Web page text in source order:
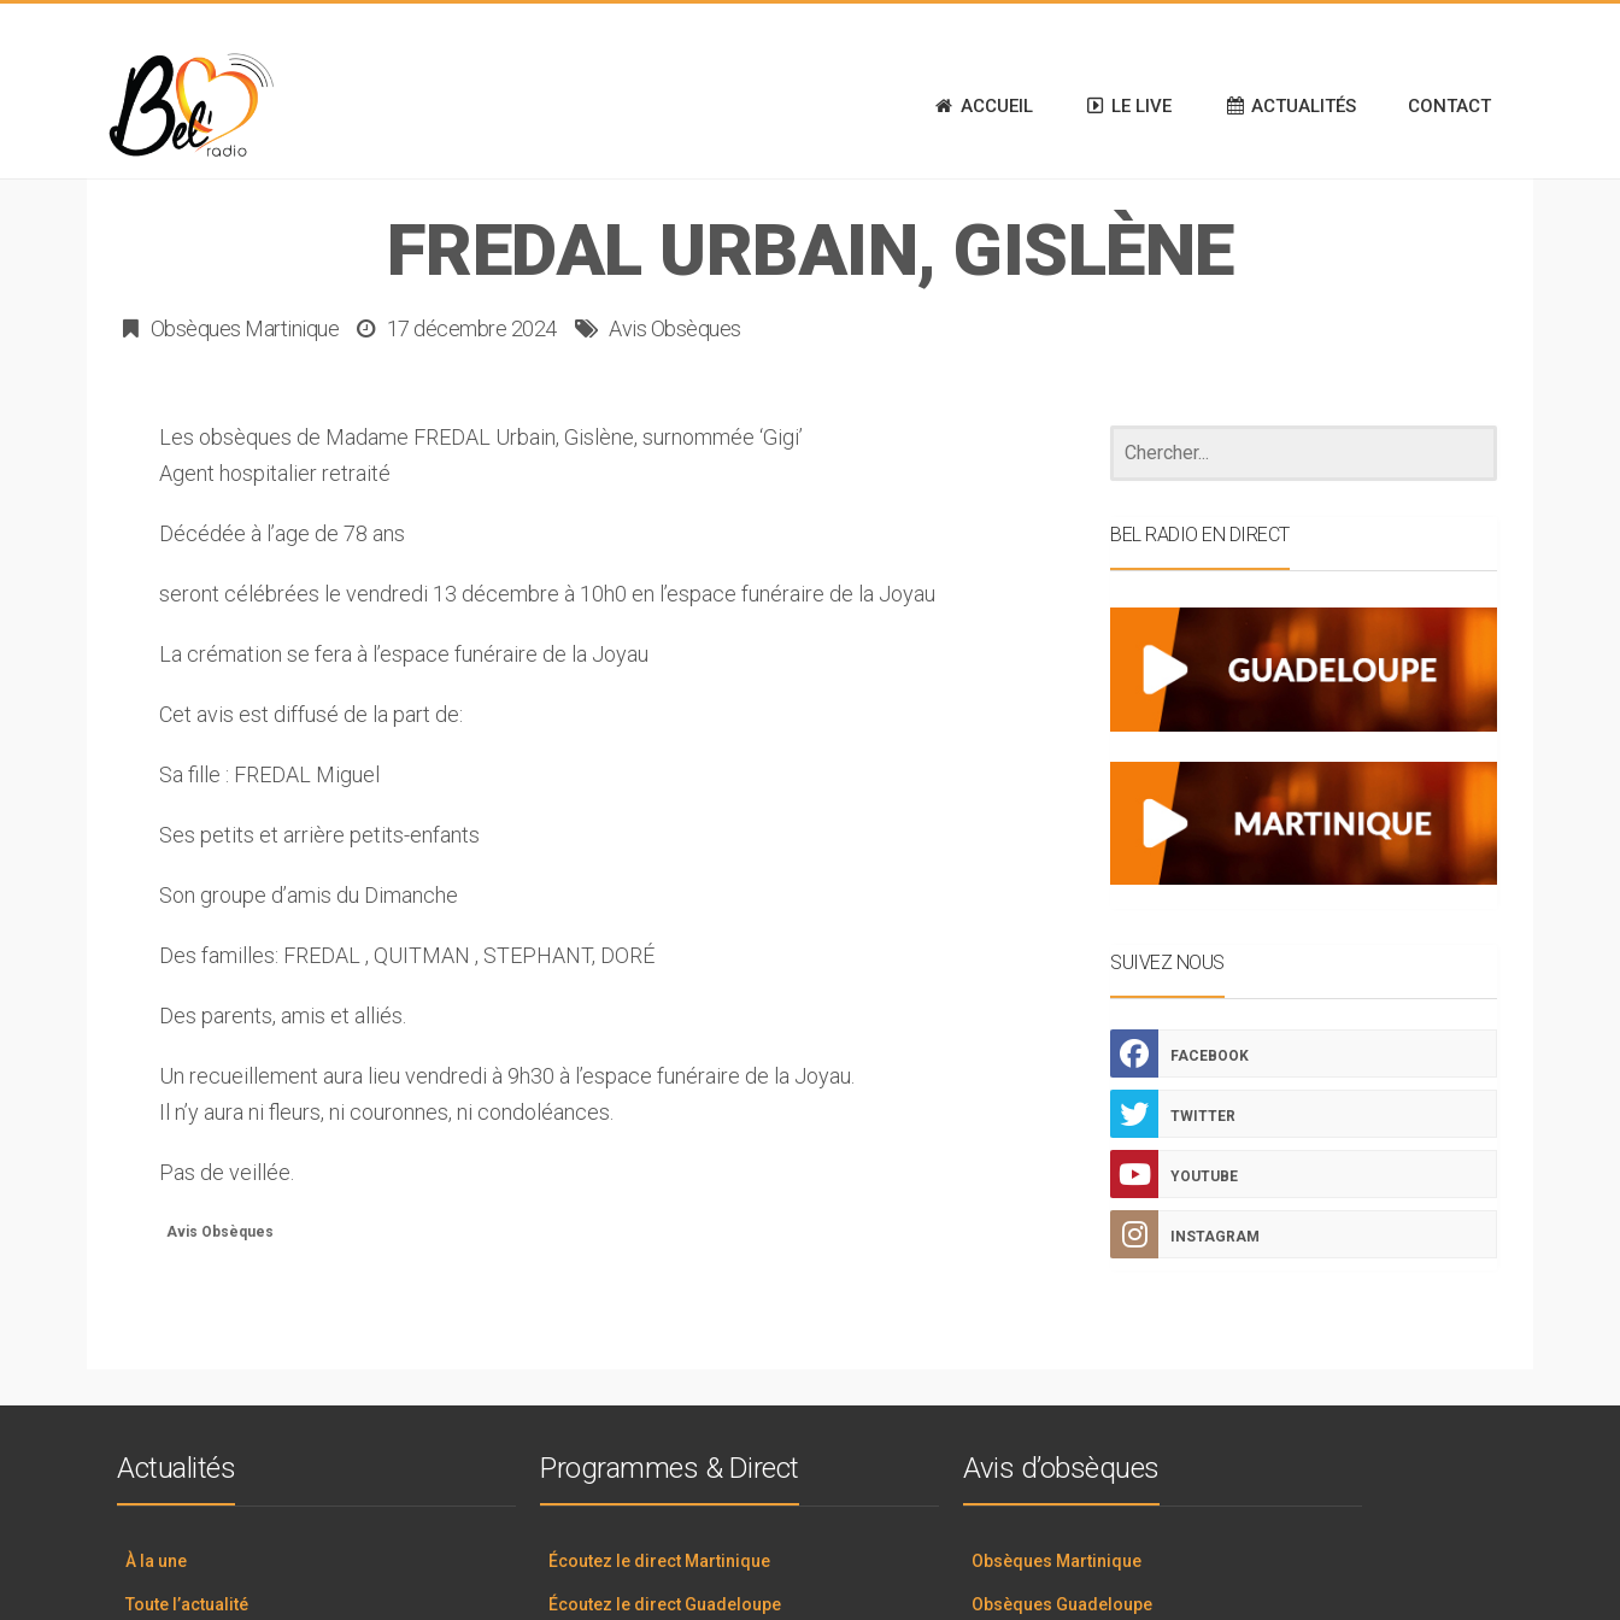
ACCUEIL LE LIVE ACTUALITÉS CONTACT
FREDAL URBAIN, GISLÈNE
Obsèques Martinique 17 décembre 2024 Avis Obsèques
Les obsèques de Madame FREDAL Urbain, Gislène, surnommée ‘Gigi’
Agent hospitalier retraité
Décédée à l’age de 78 ans
seront célébrées le vendredi 13 décembre à 10h0 en l’espace funéraire de la Joyau
La crémation se fera à l’espace funéraire de la Joyau
Cet avis est diffusé de la part de:
Sa fille : FREDAL Miguel
Ses petits et arrière petits-enfants
Son groupe d’amis du Dimanche
Des familles: FREDAL , QUITMAN , STEPHANT, DORÉ
Des parents, amis et alliés.
Un recueillement aura lieu vendredi à 9h30 à l’espace funéraire de la Joyau.
Il n’y aura ni fleurs, ni couronnes, ni condoléances.
Pas de veillée.
Avis Obsèques
BEL RADIO EN DIRECT
SUIVEZ NOUS
FACEBOOK
TWITTER
YOUTUBE
INSTAGRAM
Actualités
À la une
Toute l’actualité
Programmes & Direct
Écoutez le direct Martinique
Écoutez le direct Guadeloupe
Avis d’obsèques
Obsèques Martinique
Obsèques Guadeloupe